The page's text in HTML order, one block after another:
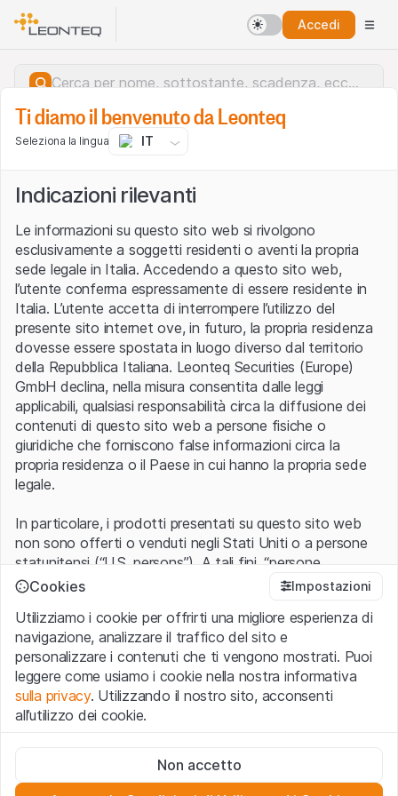
Accedi
Errore del server.
Ti diamo il benvenuto da Leonteq
Seleziona la lingua IT
Indicazioni rilevanti
Le informazioni su questo sito web si rivolgono
esclusivamente a soggetti residenti o aventi la propria
sede legale in Italia. Accedendo a questo sito web,
l’utente conferma espressamente di essere residente in
Italia. L’utente accetta di interrompere l’utilizzo del
presente sito internet ove, in futuro, la propria residenza
dovesse essere spostata in luogo diverso dal territorio
della Repubblica Italiana. Leonteq Securities (Europe)
GmbH declina, nella misura consentita dalle leggi
applicabili, qualsiasi responsabilità circa la diffusione dei
contenuti di questo sito web a persone fisiche o
giuridiche che forniscono false informazioni circa la
propria residenza o il Paese in cui hanno la propria sede
legale.
In particolare, i prodotti presentati su questo sito web
non sono offerti o venduti negli Stati Uniti o a persone
statunitensi (“U.S. persons”). A tali fini, “persone
statunitensi” vanno intese nel significato ad esse ascritto
1933 che include le persone residenti negli Stati Uniti
d’America, le società per azioni e le altre forme societarie
americane.
Condizioni di utilizzo e informazioni legali
Con l’accesso al sito web (di seguito, il “Sito”) si dichiara
avvertenze importanti e le condizioni di utilizzo ivi rese
Cookies Impostazioni
Utilizziamo i cookie per offrirti una migliore esperienza di
navigazione, analizzare il traffico del sito e
personalizzare i contenuti che ti vengono mostrati. Puoi
leggere come usiamo i cookie nella nostra informativa
sulla privacy. Utilizzando il nostro sito, acconsenti
all’utilizzo dei cookie.
Questi cookie sono necessari per il funzionamento del sito
web e non possono essere disattivati.
Non accetto